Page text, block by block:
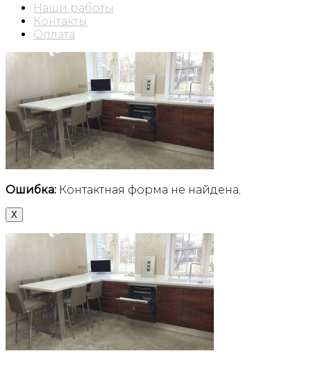
Наши работы
Контакты
Оплата
Ошибка: Контактная форма не найдена.
X